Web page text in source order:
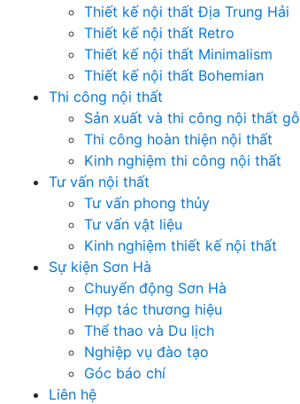
Thiết kế nội thất Địa Trung Hải
Thiết kế nội thất Retro
Thiết kế nội thất Minimalism
Thiết kế nội thất Bohemian
Thi công nội thất
Sản xuất và thi công nội thất gỗ
Thi công hoàn thiện nội thất
Kinh nghiệm thi công nội thất
Tư vấn nội thất
Tư vấn phong thủy
Tư vấn vật liệu
Kinh nghiệm thiết kế nội thất
Sự kiện Sơn Hà
Chuyển động Sơn Hà
Hợp tác thương hiệu
Thể thao và Du lịch
Nghiệp vụ đào tạo
Góc báo chí
Liên hệ